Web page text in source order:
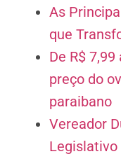
As
que
De R$
preço do
paraibano
Vereador